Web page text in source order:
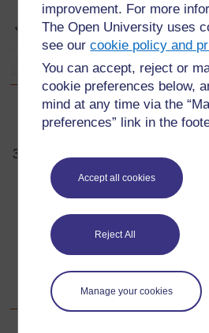
improvement. For more
The Open University uses
see ourcookie policy and
You can accept, reject or
cookie preferences below,
mind at any time via the
preferences” link in the
Accept all cookies
Reject All
Manage your cookies
Précédent
3. Se préparer à enseigner la
des unités de
Ressource 2 : De quelle
élèves